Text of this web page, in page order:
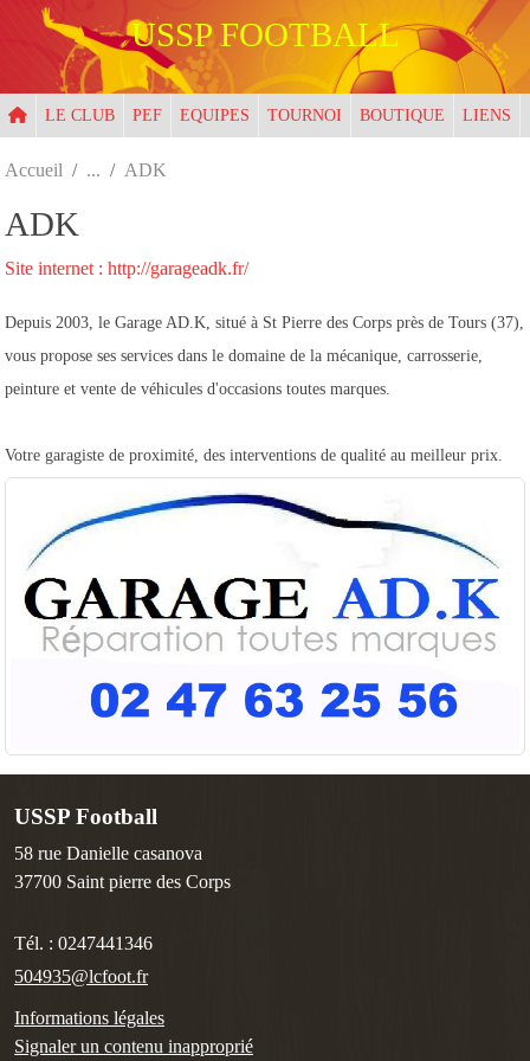
USSP FOOTBALL
LE CLUB PEF EQUIPES TOURNOI BOUTIQUE LIENS
Accueil ADK
ADK
Site internet : http://garageadk.fr/
Depuis 2003, le Garage AD.K, situé à St Pierre des Corps près de Tours (37),
vous propose ses services dans le domaine de la mécanique, carrosserie,
peinture et vente de véhicules d'occasions toutes marques.
Votre garagiste de proximité, des interventions de qualité au meilleur prix.
USSP Football
58 rue Danielle casanova
37700 Saint pierre des Corps
Tél. : 0247441346
504935@lcfoot.fr
Informations légales
Signaler un contenu inapproprié
Panneau de gestion des cookies